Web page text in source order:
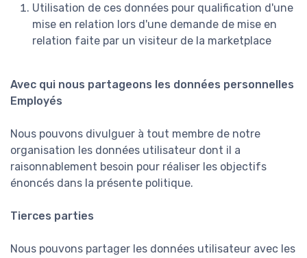
Utilisation de ces données pour qualification d'une
mise en relation lors d'une demande de mise en
relation faite par un visiteur de la marketplace
Avec qui nous partageons les données personnelles
Employés
Nous pouvons divulguer à tout membre de notre
organisation les données utilisateur dont il a
raisonnablement besoin pour réaliser les objectifs
énoncés dans la présente politique.
Tierces parties
Nous pouvons partager les données utilisateur avec les